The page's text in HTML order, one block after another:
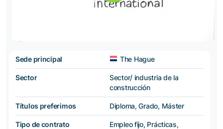
Sede principal The Hague
Sector
Sector/ industria de la
construcción
Títulos preferimos Diploma, Grado, Máster
Tipo de contrato
Empleo fijo, Prácticas,